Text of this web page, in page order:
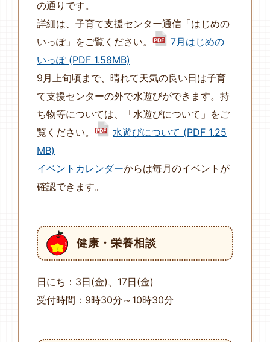
の通りです。
詳細は、子育て支援センター通信「はじめの
いっぽ」をご覧ください。
7月はじめの
いっぽ (PDF 1.58MB)
9月上旬頃まで、晴れて天気の良い日は子育
て支援センターの外で水遊びができます。持
ち物等については、「水遊びについて」をご
覧ください。
水遊びについて (PDF 1.25
MB)
イベントカレンダーからは毎月のイベントが
確認できます。
健康・栄養相談
日にち：3日(金)、17日(金)
受付時間：9時30分～10時30分